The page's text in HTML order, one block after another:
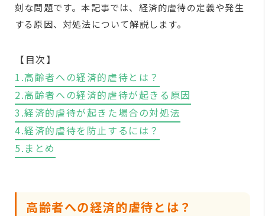
刻な問題です。本記事では、経済的虐待の定義や発生
する原因、対処法について解説します。
【目次】
1.高齢者への経済的虐待とは？
2.高齢者への経済的虐待が起きる原因
3.経済的虐待が起きた場合の対処法
4.経済的虐待を防止するには？
5.まとめ
高齢者への経済的虐待とは？